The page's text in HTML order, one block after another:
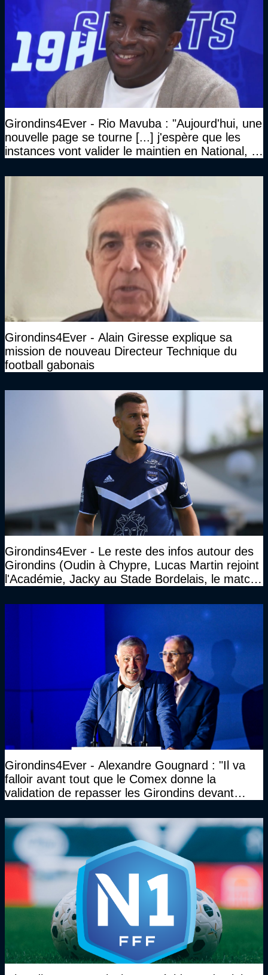
Girondins4Ever - Rio Mavuba : "Aujourd'hui, une
nouvelle page se tourne [...] j'espère que les
instances vont valider le maintien en National, et
haut niveau"
Girondins4Ever - Alain Giresse explique sa
mission de nouveau Directeur Technique du
football gabonais
Girondins4Ever - Le reste des infos autour des
Girondins (Oudin à Chypre, Lucas Martin rejoint
l'Académie, Jacky au Stade Bordelais, le match
Girondins4Ever - Alexandre Gougnard : "Il va
falloir avant tout que le Comex donne la
validation de repasser les Girondins devant